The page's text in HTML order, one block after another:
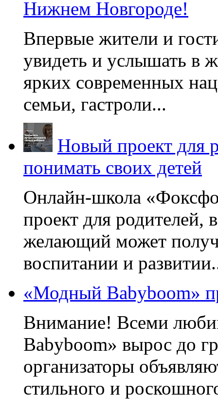
Нижнем Новгороде!
Впервые жители и
увидеть и услышать в
ярких современных
семьи, гастроли...
Новый проект для
понимать своих детей
Онлайн-школа
проект для родителей,
желающий может
воспитании и
«Модный Babyboom»
Внимание! Всеми
Babyboom» вырос до
организаторы
стильного и